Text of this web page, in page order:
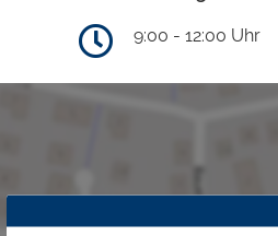
9:00 - 12:00 Uhr